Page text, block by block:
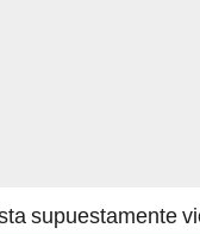
supuestamente